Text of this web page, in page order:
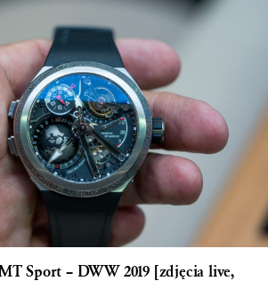
Sport – DWW 2019 [zdjęcia live,